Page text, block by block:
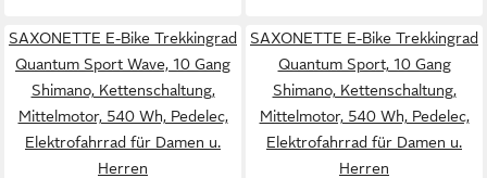
SAXONETTE E-Bike Trekkingrad
Quantum Sport Wave, 10 Gang
Shimano, Kettenschaltung,
Mittelmotor, 540 Wh, Pedelec,
Elektrofahrrad für Damen u.
Herren
SAXONETTE E-Bike Trekkingrad
Quantum Sport, 10 Gang
Shimano, Kettenschaltung,
Mittelmotor, 540 Wh, Pedelec,
Elektrofahrrad für Damen u.
Herren